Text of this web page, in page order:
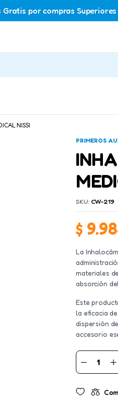
Gratis por compras
NISSI
PRIMEROS
SKU: CW-219
$
La
materiales
absorción
Este
la eficacia
dispersión
accesorio
CAJA
MEDICAL
NISSI